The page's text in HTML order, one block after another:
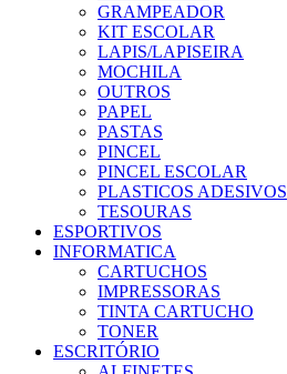
GRAMPEADOR
KIT ESCOLAR
LAPIS/LAPISEIRA
MOCHILA
OUTROS
PAPEL
PASTAS
PINCEL
PINCEL ESCOLAR
PLASTICOS ADESIVOS
TESOURAS
ESPORTIVOS
INFORMATICA
CARTUCHOS
IMPRESSORAS
TINTA CARTUCHO
TONER
ESCRITÓRIO